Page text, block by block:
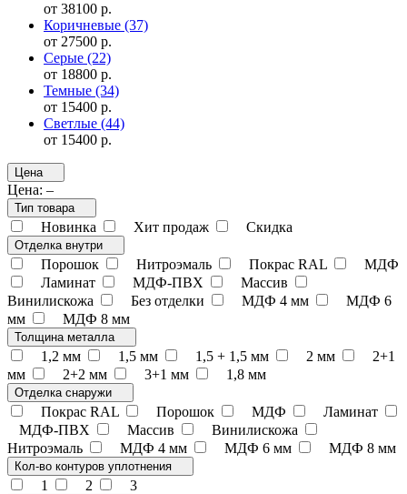
от 38100 р.
Коричневые (37)
от 27500 р.
Серые (22)
от 18800 р.
Темные (34)
от 15400 р.
Светлые (44)
от 15400 р.
Цена
Цена: –
Тип товара
Новинка Хит продаж Скидка
Отделка внутри
Порошок Нитроэмаль Покрас RAL
МДФ
Ламинат
МДФ-ПВХ
Массив
Винилискожа
Без отделки МДФ 4 мм
МДФ 6
мм
МДФ 8 мм
Толщина металла
1,2 мм 1,5 мм 1,5 + 1,5 мм 2 мм
2+1
мм
2+2 мм 3+1 мм 1,8 мм
Отделка снаружи
Покрас RAL Порошок МДФ
Ламинат
МДФ-ПВХ
Массив
Винилискожа
Нитроэмаль
МДФ 4 мм МДФ 6 мм МДФ 8 мм
Кол-во контуров уплотнения
1 2 3